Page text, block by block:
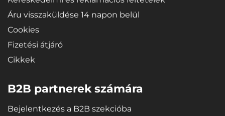
Áru visszaküldése 14 napon belül
Cookies
Fizetési átjáró
Cikkek
B2B partnerek számára
Bejelentkezés a B2B szekcióba